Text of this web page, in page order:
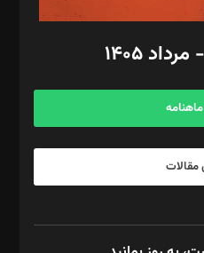
ماهنامه
مقالات